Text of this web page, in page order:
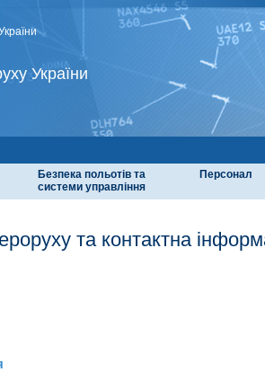
України
Безпека польотів та
системи управління
Персонал
та контактна